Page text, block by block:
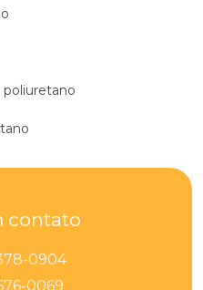
contato
0904
0069